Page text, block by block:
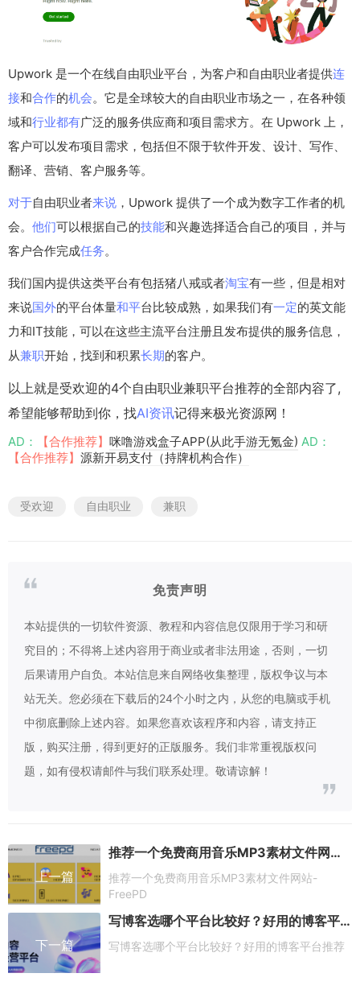
Upwork 是一个在线自由职业平台，为客户和自由职业者提供连
接和合作的机会。它是全球较大的自由职业市场之一，在各种领
域和行业都有广泛的服务供应商和项目需求方。在 Upwork 上，
客户可以发布项目需求，包括但不限于软件开发、设计、写作、
翻译、营销、客户服务等。
对于自由职业者来说 ，Upwork 提供了一个成为数字工作者的机
会。 他们可以根据自己的技能和兴趣选择适合自己的项目，并与
客户合作完成任务。
我们国内提供这类平台有包括猪八戒或者淘宝有一些，但是相对
来说国外的平台体量和平台比较成熟，如果我们有一定的英文能
力和IT技能，可以在这些主流平台注册且发布提供的服务信息，
从兼职开始，找到和积累长期的客户。
以上就是受欢迎的4个自由职业兼职平台推荐的全部内容了,
希望能够帮助到你，找AI资讯记得来极光资源网！
AD： 【合作推荐】 咪噜游戏盒子APP(从此手游无氪金) AD：
【合作推荐】 源新开易支付（持牌机构合作）
受欢迎 自由职业 兼职
免责声明
本站提供的一切软件资源、教程和内容信息仅限用于学习和研
究目的；不得将上述内容用于商业或者非法用途，否则，一切
后果请用户自负。本站信息来自网络收集整理，版权争议与本
站无关。您必须在下载后的24个小时之内，从您的电脑或手机
中彻底删除上述内容。如果您喜欢该程序和内容，请支持正
版，购买注册，得到更好的正版服务。我们非常重视版权问
题，如有侵权请邮件与我们联系处理。敬请谅解！
上一篇
推荐一个免费商用音乐MP3素材文件网站-FreePD
推荐一个免费商用音乐MP3素材文件网站-
FreePD
下一篇
写博客选哪个平台比较好？好用的博客平台推荐
写博客选哪个平台比较好？好用的博客平台推荐